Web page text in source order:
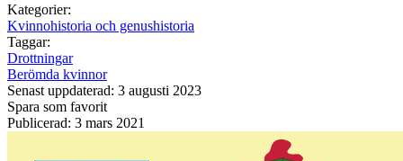
Kategorier:
Kvinnohistoria och genushistoria
Taggar:
Drottningar
Berömda kvinnor
Senast uppdaterad: 3 augusti 2023
Spara som favorit
Publicerad: 3 mars 2021